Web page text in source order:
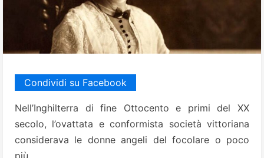
Condividi su Facebook
Nell’Inghilterra di fine Ottocento e primi del XX
secolo, l’ovattata e conformista società vittoriana
considerava le donne angeli del focolare o poco
più.